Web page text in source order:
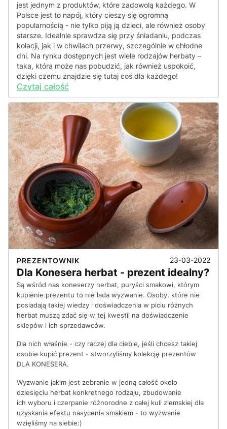
jest jednym z produktów, które zadowolą każdego. W
Polsce jest to napój, który cieszy się ogromną
popularnością - nie tylko piją ją dzieci, ale również osoby
starsze. Idealnie sprawdza się przy śniadaniu, podczas
kolacji, jak i w chwilach przerwy, szczególnie w chłodne
dni. Na rynku dostępnych jest wiele rodzajów herbaty –
taka, która może nas pobudzić, jak również uspokoić,
dzięki czemu znajdzie się tutaj coś dla każdego!
Czytaj całość
PREZENTOWNIK 23-03-2022
Dla Konesera herbat - prezent idealny?
Są wśród nas koneserzy herbat, puryści smakowi, którym
kupienie prezentu to nie lada wyzwanie. Osoby, które nie
posiadają takiej wiedzy i doświadczenia w piciu różnych
herbat muszą zdać się w tej kwestii na doświadczenie
sklepów i ich sprzedawców.
Dla nich właśnie - czy raczej dla ciebie, jeśli chcesz takiej
osobie kupić prezent - stworzyliśmy kolekcję prezentów
DLA KONESERA.
Wyzwanie jakim jest zebranie w jedną całość około
dziesięciu herbat konkretnego rodzaju, zbudowanie
ich wyboru i czerpanie różnorodne z całej kuli ziemskiej dla
uzyskania efektu nasycenia smakiem - to wyzwanie
wzięliśmy na siebie:)